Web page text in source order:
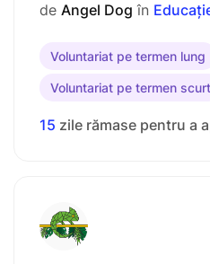
de Angel Dog în
Voluntariat pe termen lung
Voluntariat pe termen scurt
15 zile rămase pentru a